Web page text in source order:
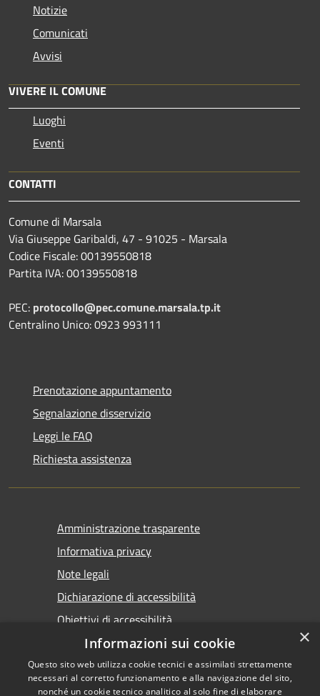
Notizie
Comunicati
Avvisi
VIVERE IL COMUNE
Luoghi
Eventi
CONTATTI
Comune di Marsala
Via Giuseppe Garibaldi, 47 - 91025 - Marsala
Codice Fiscale: 00139550818
Partita IVA: 00139550818
PEC: protocollo@pec.comune.marsala.tp.it
Centralino Unico: 0923 993111
Prenotazione appuntamento
Segnalazione disservizio
Leggi le FAQ
Richiesta assistenza
Amministrazione trasparente
Informativa privacy
Note legali
Dichiarazione di accessibilità
Obiettivi di accessibilità
×
Informazioni sui cookie
Questo sito web utilizza cookie tecnici e assimilati strettamente
necessari al corretto funzionamento e alla navigazione del sito,
nonché un cookie tecnico analitico al solo fine di elaborare